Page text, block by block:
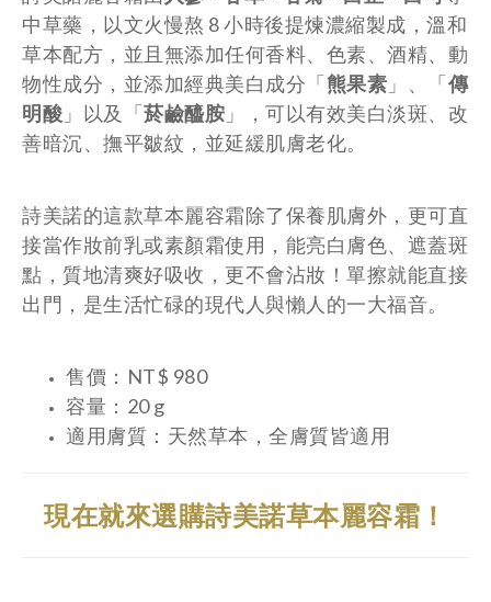
中草藥，以文火慢熬 8 小時後提煉濃縮製成，溫和
草本配方，並且無添加任何香料、色素、酒精、動
物性成分，並添加經典美白成分「熊果素 」、「傳
明酸 」以及「菸鹼醯胺 」，可以有效美白淡斑、改
善暗沉、撫平皺紋，並延緩肌膚老化。
詩美諾的這款草本麗容霜除了保養肌膚外，更可直
接當作妝前乳或素顏霜使用，能亮白膚色、遮蓋斑
點，質地清爽好吸收，更不會沾妝！單擦就能直接
出門，是生活忙碌的現代人與懶人的一大福音。
售價：NT$ 980
容量：20 g
適用膚質：天然草本，全膚質皆適用
現在就來選購詩美諾草本麗容霜！